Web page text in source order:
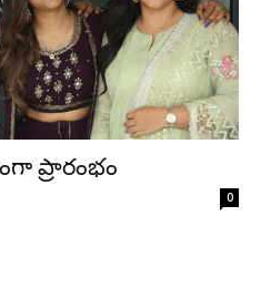
ప్రారంభం
0